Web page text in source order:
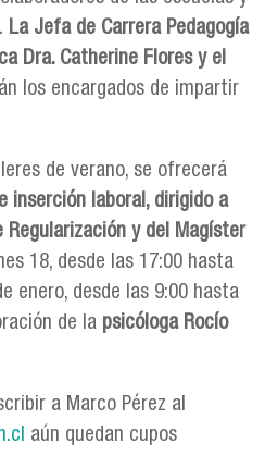
La Jefa de Carrera Pedagogía
Dra. Catherine Flores y el
los encargados de impartir
de verano, se ofrecerá
inserción laboral, dirigido a
Regularización y del Magíster
18, desde las 17:00 hasta
enero, desde las 9:00 hasta
de la psicóloga Rocío
a Marco Pérez al
aún quedan cupos